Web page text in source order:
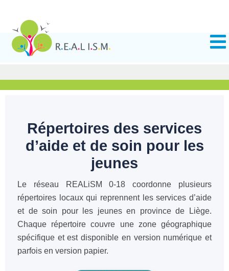
Répertoires des services
d’aide et de soin pour les
jeunes
Le réseau REALiSM 0-18 coordonne plusieurs
répertoires locaux qui reprennent les services d’aide
et de soin pour les jeunes en province de Liège.
Chaque répertoire couvre une zone géographique
spécifique et est disponible en version numérique et
parfois en version papier.